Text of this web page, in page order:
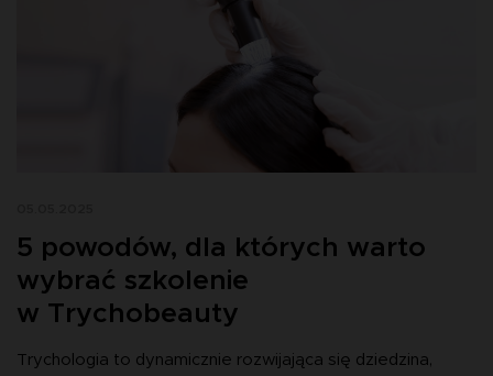
5 powodów, dla których warto
wybrać szkolenie
w Trychobeauty
Trychologia to dynamicznie rozwijająca się dziedzina,